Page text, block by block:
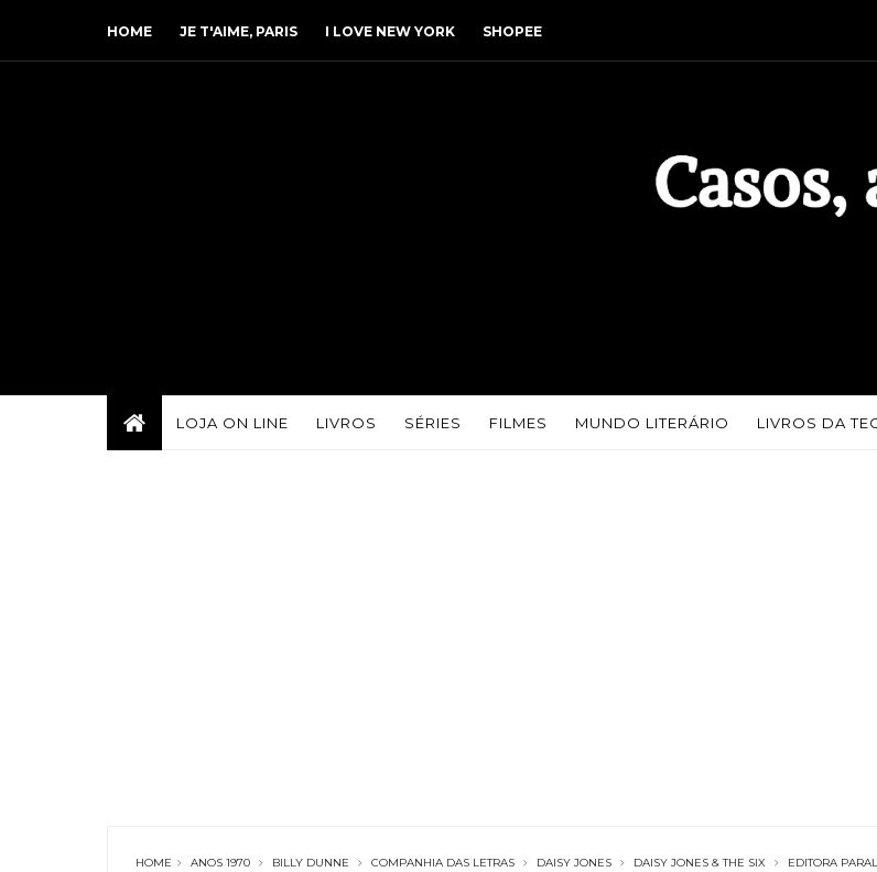
HOME JE T'AIME, PARIS I LOVE NEW YORK SHOPEE
LOJA ON LINE LIVROS SÉRIES FILMES MUNDO LITERÁRIO LIVROS DA
HOME ANOS 1970 BILLY DUNNE COMPANHIA DAS LETRAS DAISY JONES DAISY JONES & THE SIX
EDITORA